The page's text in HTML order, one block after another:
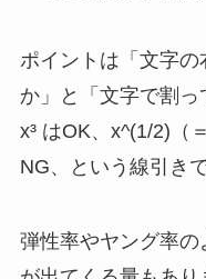
ポイントは「文字
か」と「文字で割っ
x³ はOK、x^(1/2)（
NG、という線引きで
弾性率やヤング率